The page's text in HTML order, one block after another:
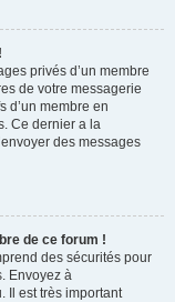
privés d’un membre
de votre messagerie
d’un membre en
Ce dernier a la
des messages
de ce forum !
des sécurités pour
Envoyez à
Il est très important